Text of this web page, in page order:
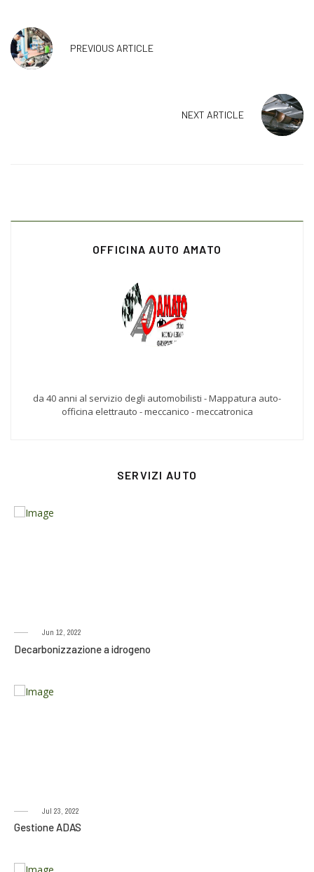
PREVIOUS ARTICLE
NEXT ARTICLE
OFFICINA AUTO AMATO
da 40 anni al servizio degli automobilisti - Mappatura auto-
officina elettrauto - meccanico - meccatronica
SERVIZI AUTO
Jun 12, 2022
Decarbonizzazione a idrogeno
Jul 23, 2022
Gestione ADAS